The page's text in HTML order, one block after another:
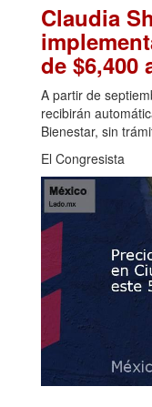
Claudia
de $6,400
A partir de
recibirán
Bienestar, sin
El Congresista